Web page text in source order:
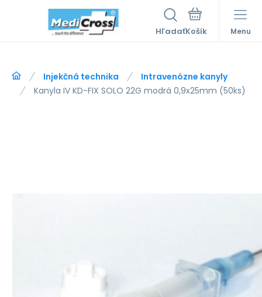
Hľadať Menu
Injekčná technika
Intravenózne kanyly
Kanyla IV KD-FIX SOLO 22G modrá 0,9x25mm (50ks)